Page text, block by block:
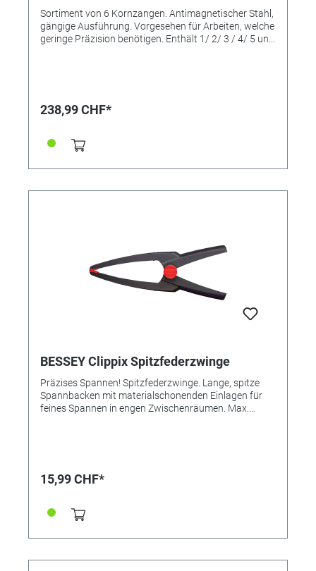
Sortiment von 6 Kornzangen. Antimagnetischer Stahl,
gängige Ausführung. Vorgesehen für Arbeiten, welche
geringe Präzision benötigen. Enthält 1/ 2/ 3 / 4/ 5 und
238,99 CHF*
BESSEY Clippix Spitzfederzwinge
Präzises Spannen! Spitzfederzwinge. Lange, spitze
Spannbacken mit materialschonenden Einlagen für
feines Spannen in engen Zwischenräumen. Max.
15,99 CHF*